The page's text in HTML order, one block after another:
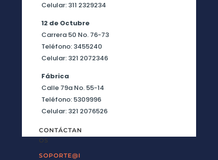
Celular: 311 2329234
12 de Octubre
Carrera 50 No. 76-73
Teléfono: 3455240
Celular: 321 2072346
Fábrica
Calle 79a No. 55-14
Teléfono: 5309996
Celular: 321 2076526
CONTÁCTAN
OS
SOPORTE@I